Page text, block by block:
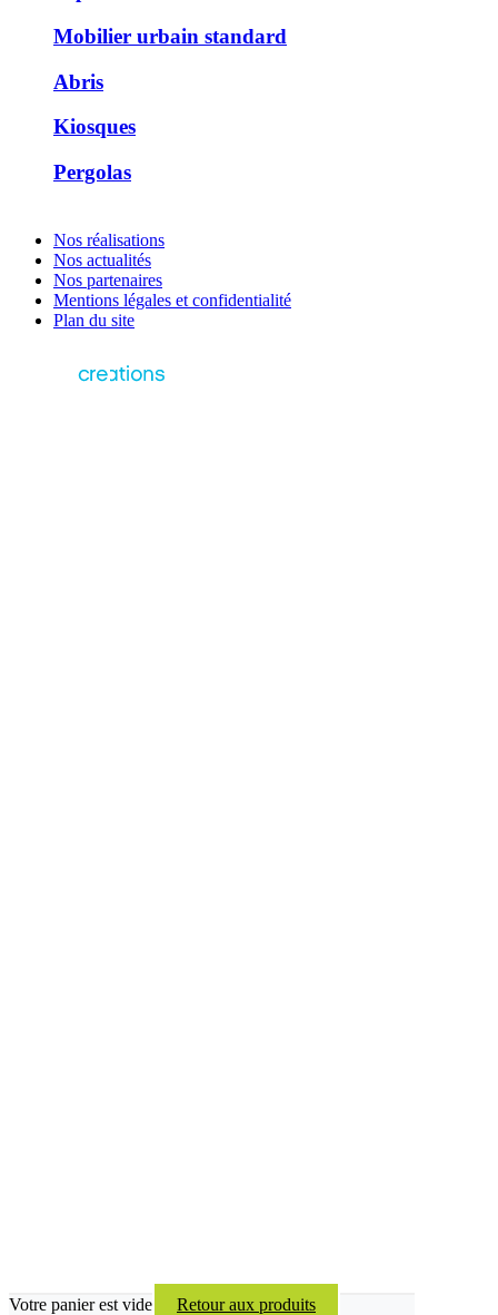
Mobilier urbain standard
Abris
Kiosques
Pergolas
Nos réalisations
Nos actualités
Nos partenaires
Mentions légales et confidentialité
Plan du site
Votre panier est vide Retour aux produits